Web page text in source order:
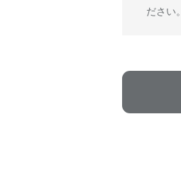
ださい。